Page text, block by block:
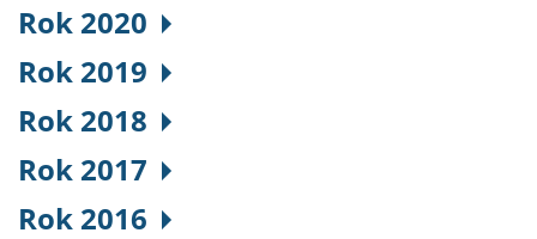
Rok 2020
Rok 2019
Rok 2018
Rok 2017
Rok 2016